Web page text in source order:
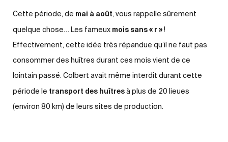
Cette période, de mai à août, vous rappelle sûrement
quelque chose… Les fameux mois sans « r » !
Effectivement, cette idée très répandue qu’il ne faut pas
consommer des huîtres durant ces mois vient de ce
lointain passé. Colbert avait même interdit durant cette
période le transport des huîtres à plus de 20 lieues
(environ 80 km) de leurs sites de production.